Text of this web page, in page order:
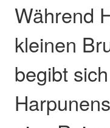
Während
kleinen
begibt